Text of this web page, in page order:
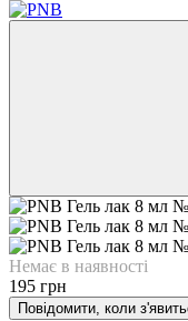
Немає в наявності
195 грн
Повідомити, коли